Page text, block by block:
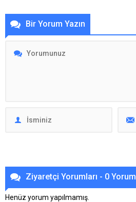
Bir Yorum Yazın
Ziyaretçi Yorumları - 0 Yorum
Henüz yorum yapılmamış.